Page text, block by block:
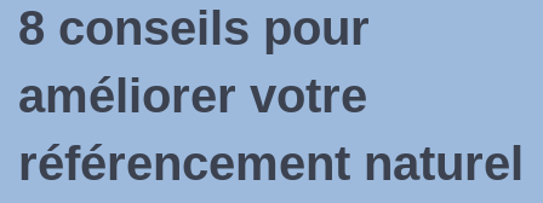
8 conseils pour
améliorer votre
référencement naturel